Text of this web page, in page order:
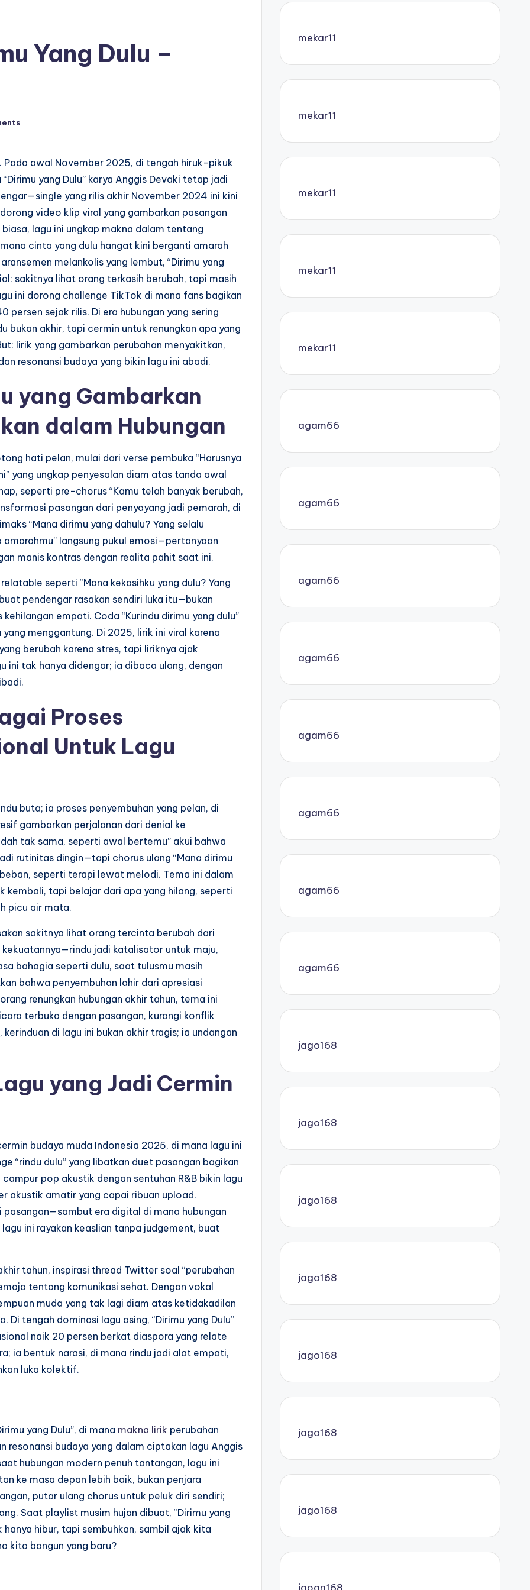
Yang Dulu –
Pada awal November 2025, di tengah hiruk-pikuk
yang Dulu” karya Anggis Devaki tetap jadi
yang rilis akhir November 2024 ini kini
video klip viral yang gambarkan pasangan
lagu ini ungkap makna dalam tentang
cinta yang dulu hangat kini berganti amarah
melankolis yang lembut, “Dirimu yang
sakitnya lihat orang terkasih berubah, tapi masih
ini dorong challenge TikTok di mana fans bagikan
sejak rilis. Di era hubungan yang sering
bukan akhir, tapi cermin untuk renungkan apa yang
lirik yang gambarkan perubahan menyakitkan,
resonansi budaya yang bikin lagu ini abadi.
yang Gambarkan
dalam Hubungan
hati pelan, mulai dari verse pembuka “Harusnya
yang ungkap penyesalan diam atas tanda awal
seperti pre-chorus “Kamu telah banyak berubah,
pasangan dari penyayang jadi pemarah, di
“Mana dirimu yang dahulu? Yang selalu
langsung pukul emosi—pertanyaan
manis kontras dengan realita pahit saat ini.
seperti “Mana kekasihku yang dulu? Yang
pendengar rasakan sendiri luka itu—bukan
empati. Coda “Kurindu dirimu yang dulu”
menggantung. Di 2025, lirik ini viral karena
berubah karena stres, tapi liriknya ajak
ini tak hanya didengar; ia dibaca ulang, dengan
Proses
Untuk Lagu
buta; ia proses penyembuhan yang pelan, di
gambarkan perjalanan dari denial ke
tak sama, seperti awal bertemu” akui bahwa
rutinitas dingin—tapi chorus ulang “Mana dirimu
seperti terapi lewat melodi. Tema ini dalam
kembali, tapi belajar dari apa yang hilang, seperti
picu air mata.
sakitnya lihat orang tercinta berubah dari
jadi katalisator untuk maju,
bahagia seperti dulu, saat tulusmu masih
bahwa penyembuhan lahir dari apresiasi
renungkan hubungan akhir tahun, tema ini
terbuka dengan pasangan, kurangi konflik
di lagu ini bukan akhir tragis; ia undangan
yang Jadi Cermin
budaya muda Indonesia 2025, di mana lagu ini
“rindu dulu” yang libatkan duet pasangan bagikan
pop akustik dengan sentuhan R&B bikin lagu
akustik amatir yang capai ribuan upload.
era digital di mana hubungan
ini rayakan keaslian tanpa judgement, buat
tahun, inspirasi thread Twitter soal “perubahan
tentang komunikasi sehat. Dengan vokal
muda yang tak lagi diam atas ketidakadilan
tengah dominasi lagu asing, “Dirimu yang Dulu”
naik 20 persen berkat diaspora yang relate
ia bentuk narasi, di mana rindu jadi alat empati,
luka kolektif.
yang Dulu”, di mana makna lirik perubahan
resonansi budaya yang dalam ciptakan lagu Anggis
hubungan modern penuh tantangan, lagu ini
ke masa depan lebih baik, bukan penjara
putar ulang chorus untuk peluk diri sendiri;
Saat playlist musim hujan dibuat, “Dirimu yang
hibur, tapi sembuhkan, sambil ajak kita
kita bangun yang baru?
mekar11
mekar11
mekar11
mekar11
mekar11
agam66
agam66
agam66
agam66
agam66
agam66
agam66
agam66
jago168
jago168
jago168
jago168
jago168
jago168
jago168